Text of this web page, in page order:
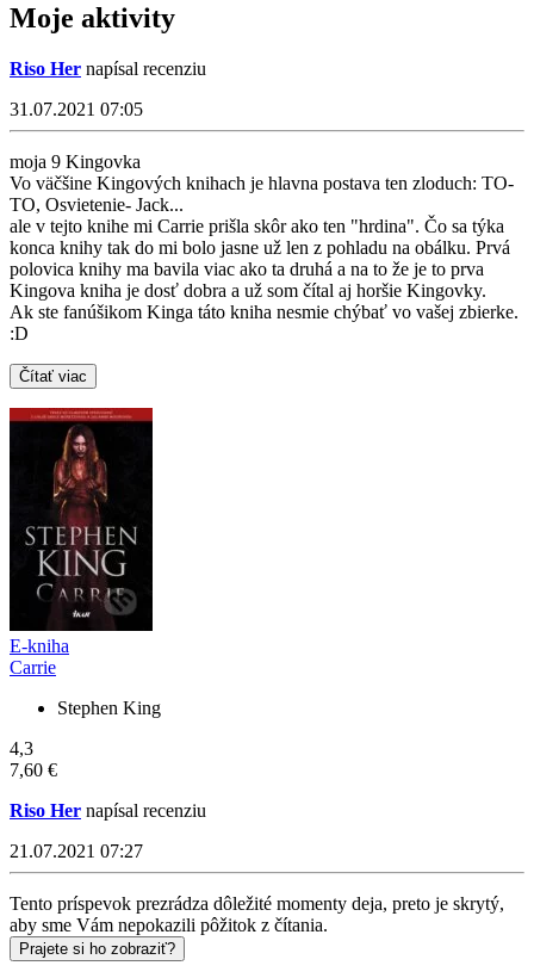
Moje aktivity
Riso Her napísal recenziu
31.07.2021 07:05
moja 9 Kingovka
Vo väčšine Kingových knihach je hlavna postava ten zloduch: TO-
TO, Osvietenie- Jack...
ale v tejto knihe mi Carrie prišla skôr ako ten "hrdina". Čo sa týka
konca knihy tak do mi bolo jasne už len z pohladu na obálku. Prvá
polovica knihy ma bavila viac ako ta druhá a na to že je to prva
Kingova kniha je dosť dobra a už som čítal aj horšie Kingovky.
Ak ste fanúšikom Kinga táto kniha nesmie chýbať vo vašej zbierke.
:D
Čítať viac
E-kniha
Carrie
Stephen King
4,3
7,60 €
Riso Her napísal recenziu
21.07.2021 07:27
Tento príspevok prezrádza dôležité momenty deja, preto je skrytý,
aby sme Vám nepokazili pôžitok z čítania.
Prajete si ho zobraziť?